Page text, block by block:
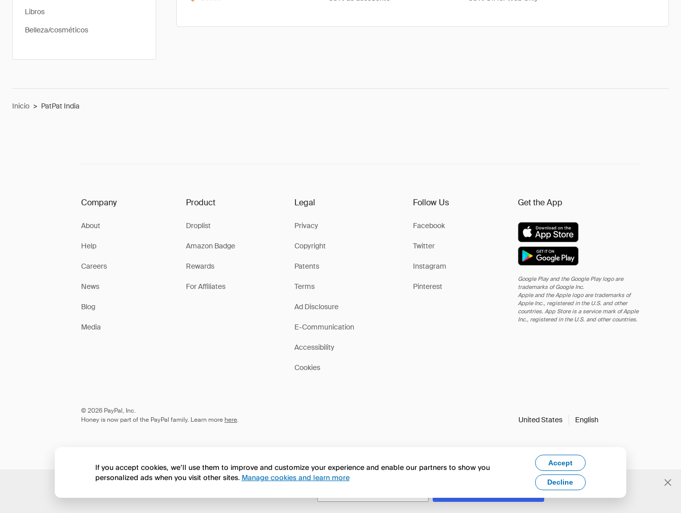
Libros
Belleza/cosméticos
Inicio > PatPat India
Company
About
Help
Careers
News
Blog
Media
Product
Droplist
Amazon Badge
Rewards
For Affiliates
Legal
Privacy
Copyright
Patents
Terms
Ad Disclosure
E-Communication
Accessibility
Cookies
Follow Us
Facebook
Twitter
Instagram
Pinterest
Get the App
Google Play and the Google Play logo are
trademarks of Google Inc.
Apple and the Apple logo are trademarks of
Apple Inc., registered in the U.S. and other
countries. App Store is a service mark of Apple
Inc., registered in the U.S. and other countries.
© 2026 PayPal, Inc.
Honey is now part of the PayPal family. Learn more here. United States English
If you accept cookies, we’ll use them to improve and customize your experience and enable our partners to show you
personalized ads when you visit other sites. Manage cookies and learn more
Accept
Decline